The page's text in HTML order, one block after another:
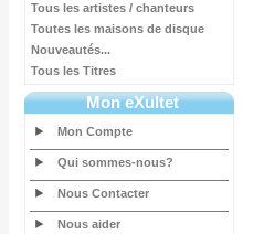
Tous les artistes / chanteurs
Toutes les maisons de disque
Nouveautés...
Tous les Titres
Mon eXultet
Mon Compte
Qui sommes-nous?
Nous Contacter
Nous aider